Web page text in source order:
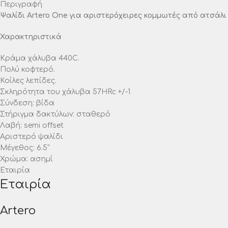
Περιγραφή
Ψαλίδι Artero One για αριστερόχειρες κομμωτές από ατσάλι
Χαρακτηριστικά
Κράμα χάλυβα 440C.
Πολύ κοφτερό.
Κοίλες λεπίδες.
Σκληρότητα του χάλυβα 57HRc +/-1
Σύνδεση: βίδα
Στήριγμα δακτύλων: σταθερό
Λαβή: semi offset
Αριστερό ψαλίδι
Μέγεθος: 6.5″
Χρώμα: ασημί
Εταιρία
Εταιρία
Artero